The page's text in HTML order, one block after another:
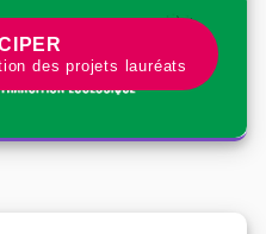
À LA
des projets lauréats